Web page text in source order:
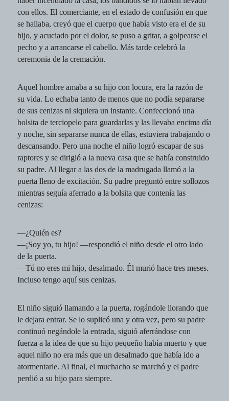
con ellos. El comerciante, en el estado de confusión en que
se hallaba, creyó que el cuerpo que había visto era el de su
hijo, y acuciado por el dolor, se puso a gritar, a golpearse el
pecho y a arrancarse el cabello. Más tarde celebró la
ceremonia de la cremación.
Aquel hombre amaba a su hijo con locura, era la razón de
su vida. Lo echaba tanto de menos que no podía separarse
de sus cenizas ni siquiera un instante. Confeccionó una
bolsita de terciopelo para guardarlas y las llevaba encima día
y noche, sin separarse nunca de ellas, estuviera trabajando o
descansando. Pero una noche el niño logró escapar de sus
raptores y se dirigió a la nueva casa que se había construido
su padre. Al llegar a las dos de la madrugada llamó a la
puerta lleno de excitación. Su padre preguntó entre sollozos
mientras seguía aferrado a la bolsita que contenía las
cenizas:
―¿Quién es?
―¡Soy yo, tu hijo! ―respondió el niño desde el otro lado
de la puerta.
―Tú no eres mi hijo, desalmado. Él murió hace tres meses.
Incluso tengo aquí sus cenizas.
El niño siguió llamando a la puerta, rogándole llorando que
le dejara entrar. Se lo suplicó una y otra vez, pero su padre
continuó negándole la entrada, siguió aferrándose con
fuerza a la idea de que su hijo pequeño había muerto y que
aquel niño no era más que un desalmado que había ido a
atormentarle. Al final, el muchacho se marchó y el padre
perdió a su hijo para siempre.